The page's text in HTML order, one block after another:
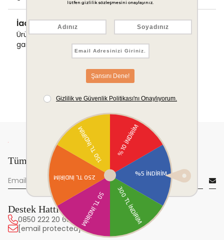
İade & Değişim Garantisi
Ürünlerinizde sorunsuz iade ve değişim
garantisi.
Tüm yeniliklerden önce sen haberdar ol!
Destek Hattı
0850 222 20 63
[email protected]